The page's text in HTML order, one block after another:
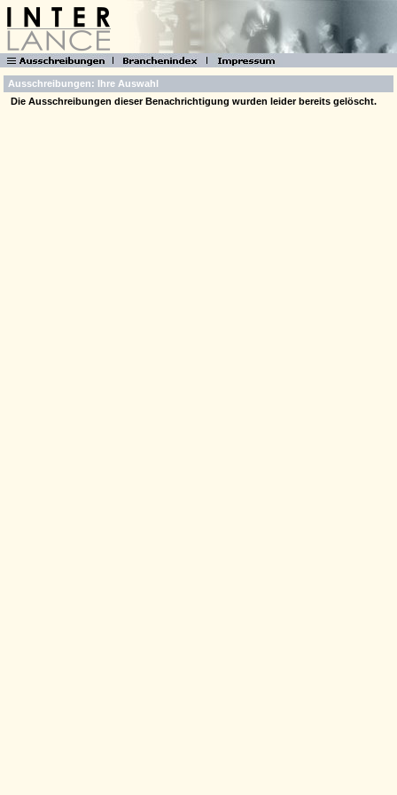
Ausschreibungen: Ihre Auswahl
Die Ausschreibungen dieser Benachrichtigung wurden leider bereits gelöscht.